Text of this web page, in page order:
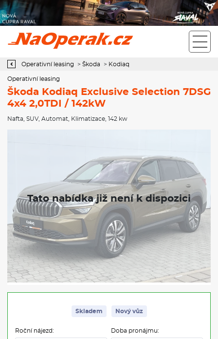
Operativní leasing Škoda Kodiaq Exclusive Selection 7DSG 4x4
Operativní leasing > Škoda > Kodiaq
Operativní leasing
Škoda Kodiaq Exclusive Selection 7DSG
4x4 2,0TDI / 142kW
Nafta SUV, Automat Klimatizace , 142 kw
Skladem Nový vůz
Roční nájezd: Doba pronájmu: